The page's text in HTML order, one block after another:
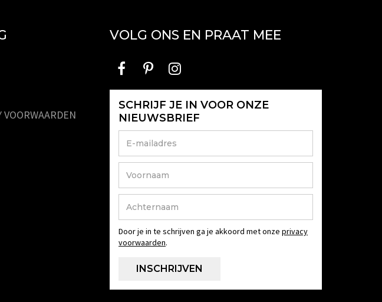
VOORWAARDEN
VOLG ONS EN PRAAT MEE
SCHRIJF JE IN VOOR ONZE
NIEUWSBRIEF
Door je in te schrijven ga je akkoord met onze privacy
voorwaarden.